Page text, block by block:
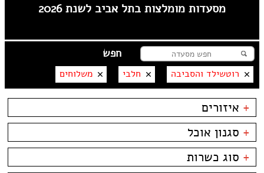
מסעדות מומלצות בתל אביב לשנת 2026
רוטשילד והסביבה חלבי משלוחים
+ איזורים
תל אביב
----
פלורנטין
טיילת תל אביב
+ סגנון אוכל
בשרים
דגים
ביסטרו
+ סוג כשרות